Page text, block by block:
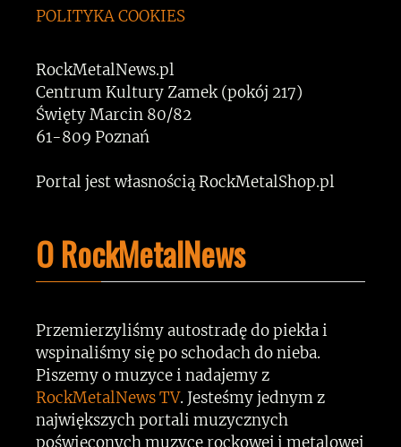
POLITYKA COOKIES
RockMetalNews.pl
Centrum Kultury Zamek (pokój 217)
Święty Marcin 80/82
61-809 Poznań
Portal jest własnością RockMetalShop.pl
O RockMetalNews
Przemierzyliśmy autostradę do piekła i
wspinaliśmy się po schodach do nieba.
Piszemy o muzyce i nadajemy z
RockMetalNews TV. Jesteśmy jednym z
największych portali muzycznych
poświęconych muzyce rockowej i metalowej